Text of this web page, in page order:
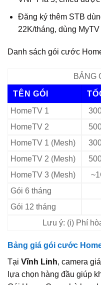
Đăng ký thêm STB
22K/tháng, dùng
Danh sách gói cước
BẢNG
TÊN GÓI
HomeTV 1
HomeTV 2
HomeTV 1 (Mesh)
HomeTV 2 (Mesh)
HomeTV 3 (Mesh)
Gói 6 tháng
Gói 12 tháng
Lưu ý: (i) Phí
Bảng giá gói cước
Tại Vĩnh Linh, camera
lựa chọn hàng đầu giúp